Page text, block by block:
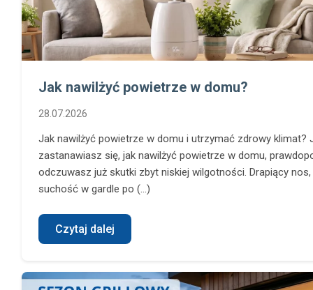
Jak nawilżyć powietrze w domu?
28.07.2026
Jak nawilżyć powietrze w domu i utrzymać zdrowy klimat?
zastanawiasz się, jak nawilżyć powietrze w domu,
odczuwasz już skutki zbyt niskiej wilgotności. Drapiący nos,
suchość w gardle po (...)
Czytaj dalej